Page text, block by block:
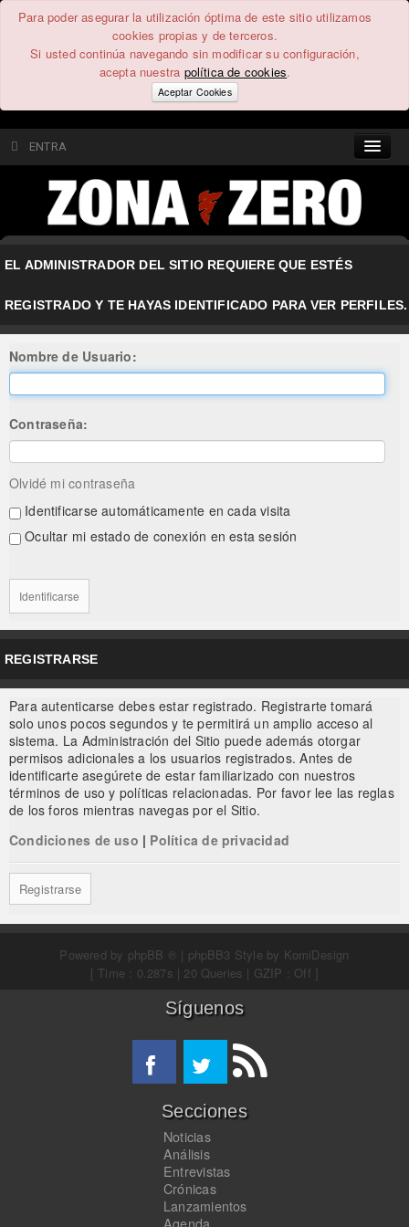
Para poder asegurar la utilización óptima de este sitio utilizamos
cookies propias y de terceros.
Si usted continúa navegando sin modificar su configuración,
acepta nuestra política de cookies.
Aceptar Cookies
ENTRA
CONTENIDO
COMUNIDAD
FEEEDBACK
FOROS
EL ADMINISTRADOR DEL SITIO REQUIERE QUE ESTÉS
REGISTRADO Y TE HAYAS IDENTIFICADO PARA VER PERFILES.
Nombre de Usuario:
Contraseña:
Olvidé mi contraseña
Identificarse automáticamente en cada visita
Ocultar mi estado de conexión en esta sesión
REGISTRARSE
Para autenticarse debes estar registrado. Registrarte tomará
solo unos pocos segundos y te permitirá un amplio acceso al
sistema. La Administración del Sitio puede además otorgar
permisos adicionales a los usuarios registrados. Antes de
identificarte asegúrete de estar familiarizado con nuestros
términos de uso y políticas relacionadas. Por favor lee las reglas
de los foros mientras navegas por el Sitio.
Condiciones de uso | Política de privacidad
Registrarse
Powered by phpBB ® | phpBB3 Style by KomiDesign
[ Time : 0.287s | 20 Queries | GZIP : Off ]
Síguenos
Secciones
Noticias
Análisis
Entrevistas
Crónicas
Lanzamientos
Agenda